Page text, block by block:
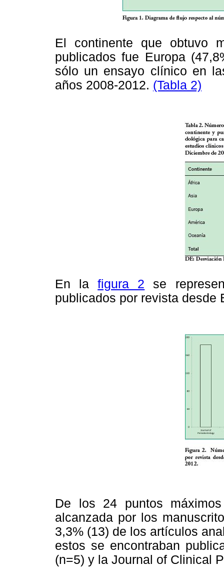
El continente que obtuvo
publicados fue Europa
sólo un ensayo clínico en
años 2008-2012. (Tabla 2)
En lafigura 2 se
publicados por revista desde
De los 24 puntos
alcanzada por los
3,3% (13) de los artículos
estos se encontraban
(n=5) y la Journal of Clinical